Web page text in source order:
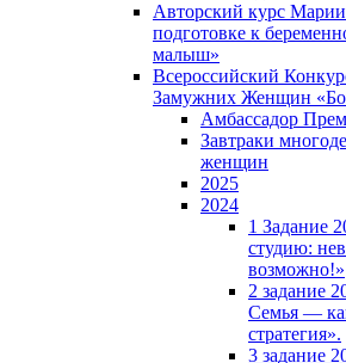
Авторский курс
подготовке к
малыш»
Всероссийский
Замужних Женщин
Амбассадор
Завтраки
женщин
2025
2024
1 Задание
студию:
возможно!»
2 задание
Семья —
стратегия».
3 задание